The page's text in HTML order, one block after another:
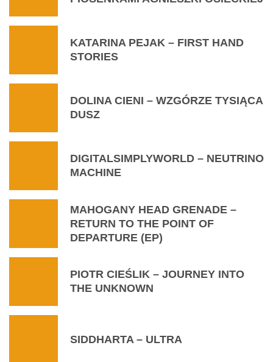
KATARINA PEJAK – FIRST HAND
STORIES
DOLINA CIENI – WZGÓRZE TYSIĄCA
DUSZ
DIGITALSIMPLYWORLD – NEUTRINO
MACHINE
MAHOGANY HEAD GRENADE –
RETURN TO THE POINT OF
DEPARTURE (EP)
PIOTR CIEŚLIK – JOURNEY INTO
THE UNKNOWN
SIDDHARTA – ULTRA